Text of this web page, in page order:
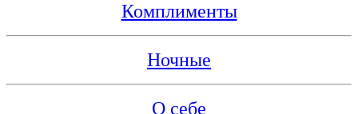
Комплименты
Ночные
О себе